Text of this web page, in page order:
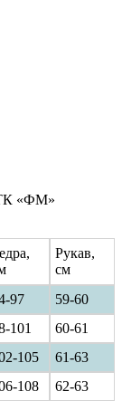
«ФМ»
Рукав,
см
97
59-60
101
60-61
105
61-63
108
62-63